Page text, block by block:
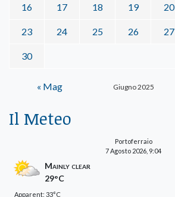
Giugno 2025
16 17 18 19 20
23 24 25 26 27
30
« Mag
Il Meteo
Portoferraio
7 Agosto 2026, 9:04
Mainly clear
29°C
Apparent: 33°C